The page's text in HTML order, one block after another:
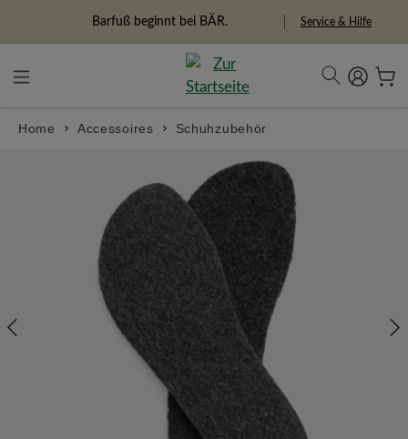
Barfuß beginnt bei BÄR. Service & Hilfe
Home Accessoires Schuhzubehör